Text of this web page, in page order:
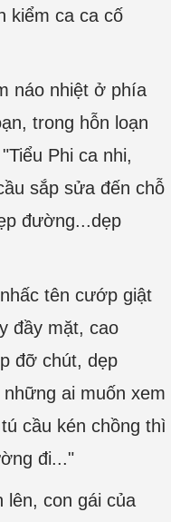
kiểm ca ca cố
náo nhiệt ở phía
trong hỗn loạn
Phi ca nhi,
sắp sửa đến chỗ
đường...dẹp
tên cướp giật
đầy mặt, cao
đỡ chút, dẹp
ai muốn xem
cầu kén chồng thì
đi..."
lên, con gái của